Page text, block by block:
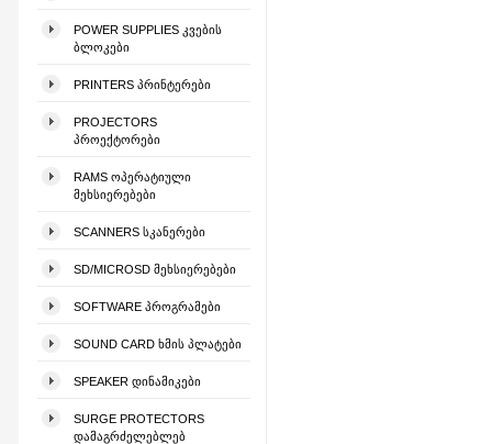
POWER SUPPLIES ᲙᲕᲔᲑᲘᲡ
ᲑᲚᲝᲙᲔᲑᲘ
PRINTERS ᲞᲠᲘᲜᲢᲔᲠᲔᲑᲘ
PROJECTORS
ᲞᲠᲝᲔᲥᲢᲝᲠᲔᲑᲘ
RAMS ᲝᲞᲔᲠᲐᲢᲘᲣᲚᲘ
ᲛᲔᲮᲡᲘᲔᲠᲔᲑᲔᲑᲘ
SCANNERS ᲡᲙᲐᲜᲔᲠᲔᲑᲘ
SD/MICROSD ᲛᲔᲮᲡᲘᲔᲠᲔᲑᲔᲑᲘ
SOFTWARE ᲞᲠᲝᲒᲠᲐᲛᲔᲑᲘ
SOUND CARD ᲮᲛᲘᲡ ᲞᲚᲐᲢᲔᲑᲘ
SPEAKER ᲓᲘᲜᲐᲛᲘᲙᲔᲑᲘ
SURGE PROTECTORS
ᲓᲐᲛᲐᲒᲠᲫᲔᲚᲔᲑᲚᲔᲑ